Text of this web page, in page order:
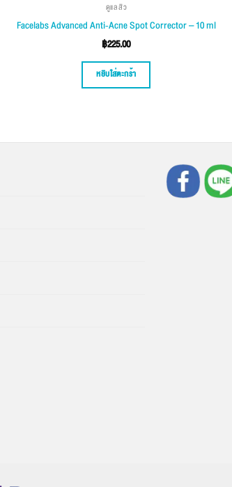
ดูแลสิว
Facelabs Advanced Anti-Acne Spot Corrector – 10 ml
฿225.00
หยิบใส่ตะกร้า